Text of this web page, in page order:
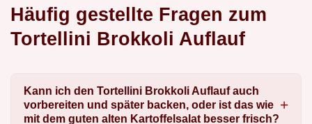
Häufig gestellte Fragen zum
Tortellini Brokkoli Auflauf
Kann ich den Tortellini Brokkoli Auflauf auch
vorbereiten und später backen, oder ist das wie
mit dem guten alten Kartoffelsalat besser frisch?